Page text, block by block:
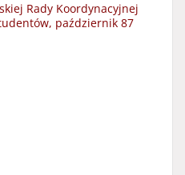
Rady Koordynacyjnej
październik 87